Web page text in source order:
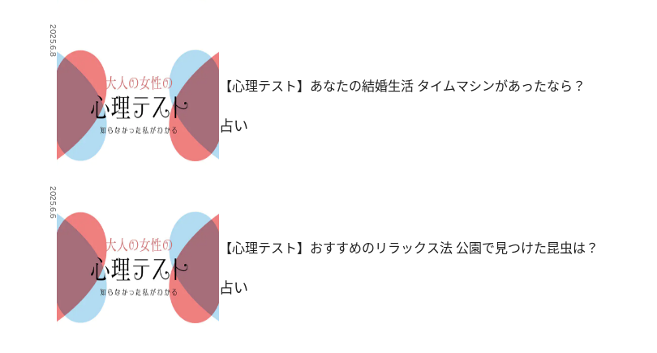
2025.6.8
【心理テスト】あなたの結婚生活 タイムマシンがあったなら？
占い
2025.6.6
【心理テスト】おすすめのリラックス法 公園で見つけた昆虫は？
占い